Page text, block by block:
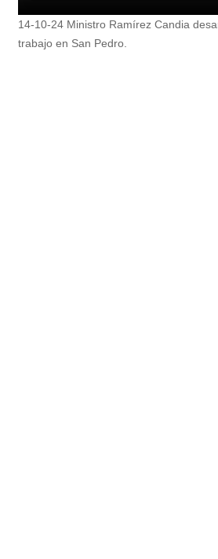
14-10-24 Ministro Ramírez Candia
trabajo en San Pedro.